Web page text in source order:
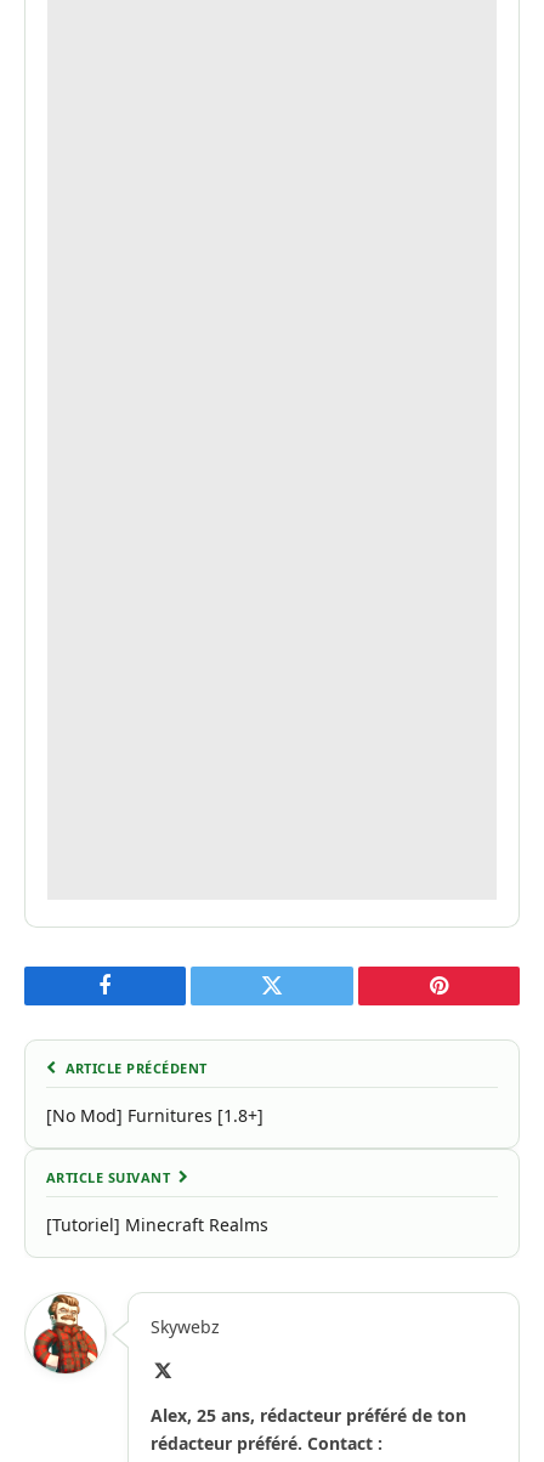
Facebook Twitter Pinterest
ARTICLE PRÉCÉDENT
[No Mod] Furnitures [1.8+]
ARTICLE SUIVANT
[Tutoriel] Minecraft Realms
Skywebz
Alex, 25 ans, rédacteur préféré de ton
rédacteur préféré. Contact :